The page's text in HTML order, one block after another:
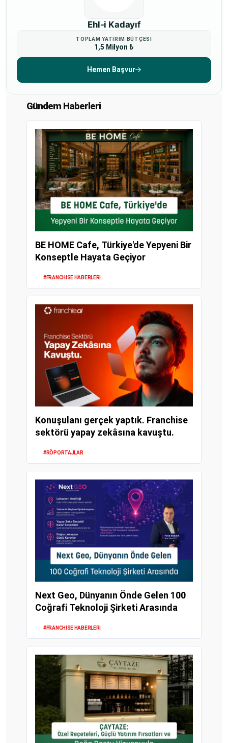
Ehl-i Kadayıf
TOPLAM YATIRIM BÜTÇESI
1,5 Milyon ₺
Hemen Başvur
Gündem Haberleri
BE HOME Cafe, Türkiye'de Yepyeni Bir
Konseptle Hayata Geçiyor
#FRANCHISE HABERLERI
Konuşulanı gerçek yaptık. Franchise
sektörü yapay zekâsına kavuştu.
#RÖPORTAJLAR
Next Geo, Dünyanın Önde Gelen 100
Coğrafi Teknoloji Şirketi Arasında
#FRANCHISE HABERLERI